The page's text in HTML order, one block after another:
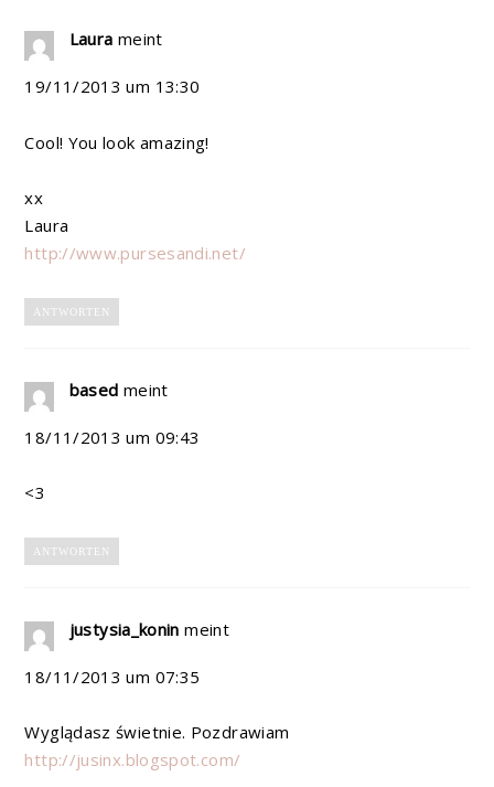
Laura meint
19/11/2013 um 13:30
Cool! You look amazing!
xx
Laura
http://www.pursesandi.net/
ANTWORTEN
based meint
18/11/2013 um 09:43
<3
ANTWORTEN
justysia_konin meint
18/11/2013 um 07:35
Wyglądasz świetnie. Pozdrawiam
http://jusinx.blogspot.com/